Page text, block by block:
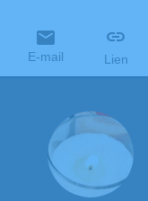
E-mail Lien